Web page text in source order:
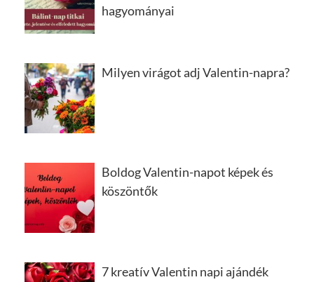
hagyományai
Milyen virágot adj Valentin-napra?
Boldog Valentin-napot képek és
köszöntők
7 kreatív Valentin napi ajándék